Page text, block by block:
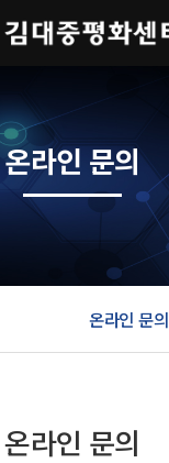
온라인 문의
온라인 문의
온라인 문의